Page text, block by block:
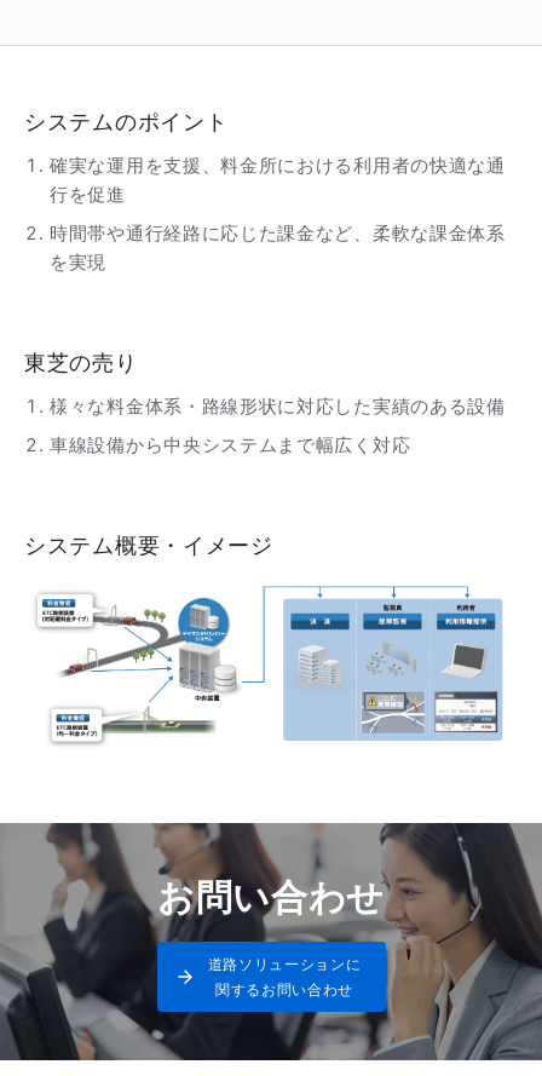
システムのポイント
確実な運用を支援、料金所における利用者の快適な通
行を促進
時間帯や通行経路に応じた課金など、柔軟な課金体系
を実現
東芝の売り
様々な料金体系・路線形状に対応した実績のある設備
車線設備から中央システムまで幅広く対応
システム概要・イメージ
お問い合わせ
道路ソリューションに
関するお問い合わせ